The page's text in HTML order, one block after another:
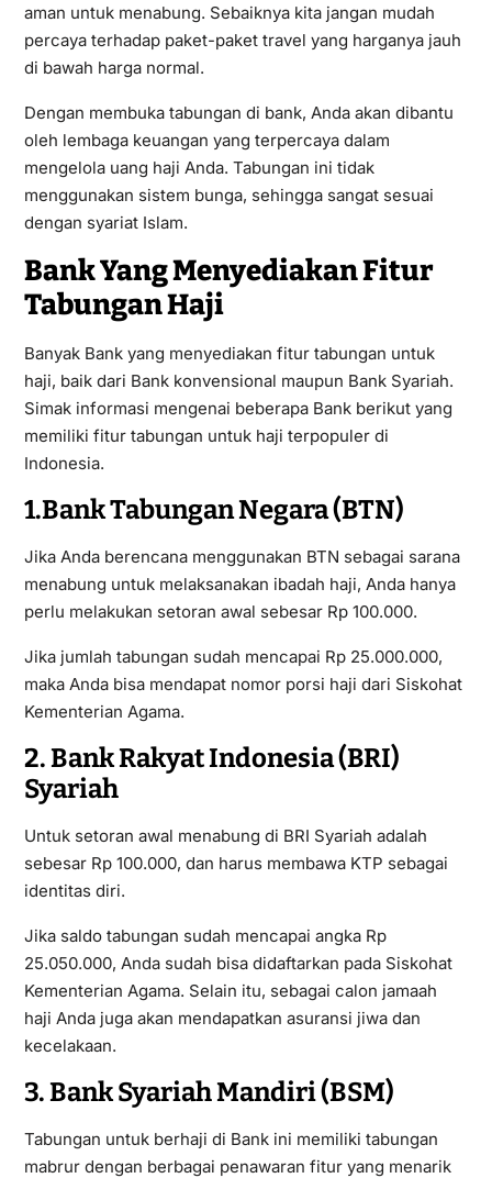
aman untuk menabung. Sebaiknya kita jangan mudah
percaya terhadap paket-paket travel yang harganya jauh
di bawah harga normal.
Dengan membuka tabungan di bank, Anda akan dibantu
oleh lembaga keuangan yang terpercaya dalam
mengelola uang haji Anda. Tabungan ini tidak
menggunakan sistem bunga, sehingga sangat sesuai
dengan syariat Islam.
Bank Yang Menyediakan Fitur
Tabungan Haji
Banyak Bank yang menyediakan fitur tabungan untuk
haji, baik dari Bank konvensional maupun Bank Syariah.
Simak informasi mengenai beberapa Bank berikut yang
memiliki fitur tabungan untuk haji terpopuler di
Indonesia.
1.Bank Tabungan Negara (BTN)
Jika Anda berencana menggunakan BTN sebagai sarana
menabung untuk melaksanakan ibadah haji, Anda hanya
perlu melakukan setoran awal sebesar Rp 100.000.
Jika jumlah tabungan sudah mencapai Rp 25.000.000,
maka Anda bisa mendapat nomor porsi haji dari Siskohat
Kementerian Agama.
2. Bank Rakyat Indonesia (BRI)
Syariah
Untuk setoran awal menabung di BRI Syariah adalah
sebesar Rp 100.000, dan harus membawa KTP sebagai
identitas diri.
Jika saldo tabungan sudah mencapai angka Rp
25.050.000, Anda sudah bisa didaftarkan pada Siskohat
Kementerian Agama. Selain itu, sebagai calon jamaah
haji Anda juga akan mendapatkan asuransi jiwa dan
kecelakaan.
3. Bank Syariah Mandiri (BSM)
Tabungan untuk berhaji di Bank ini memiliki tabungan
mabrur dengan berbagai penawaran fitur yang menarik